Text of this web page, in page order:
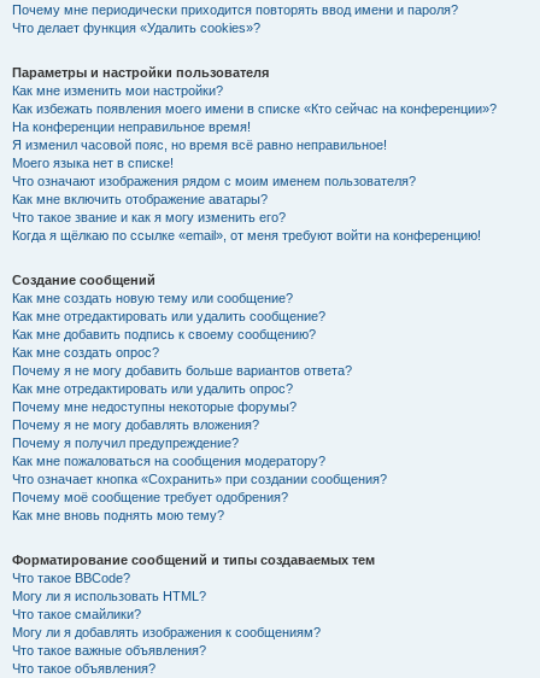
Почему мне периодически приходится повторять ввод имени и пароля?
Что делает функция «Удалить cookies»?
Параметры и настройки пользователя
Как мне изменить мои настройки?
Как избежать появления моего имени в списке «Кто сейчас на конференции»?
На конференции неправильное время!
Я изменил часовой пояс, но время всё равно неправильное!
Моего языка нет в списке!
Что означают изображения рядом с моим именем пользователя?
Как мне включить отображение аватары?
Что такое звание и как я могу изменить его?
Когда я щёлкаю по ссылке «email», от меня требуют войти на конференцию!
Создание сообщений
Как мне создать новую тему или сообщение?
Как мне отредактировать или удалить сообщение?
Как мне добавить подпись к своему сообщению?
Как мне создать опрос?
Почему я не могу добавить больше вариантов ответа?
Как мне отредактировать или удалить опрос?
Почему мне недоступны некоторые форумы?
Почему я не могу добавлять вложения?
Почему я получил предупреждение?
Как мне пожаловаться на сообщения модератору?
Что означает кнопка «Сохранить» при создании сообщения?
Почему моё сообщение требует одобрения?
Как мне вновь поднять мою тему?
Форматирование сообщений и типы создаваемых тем
Что такое BBCode?
Могу ли я использовать HTML?
Что такое смайлики?
Могу ли я добавлять изображения к сообщениям?
Что такое важные объявления?
Что такое объявления?